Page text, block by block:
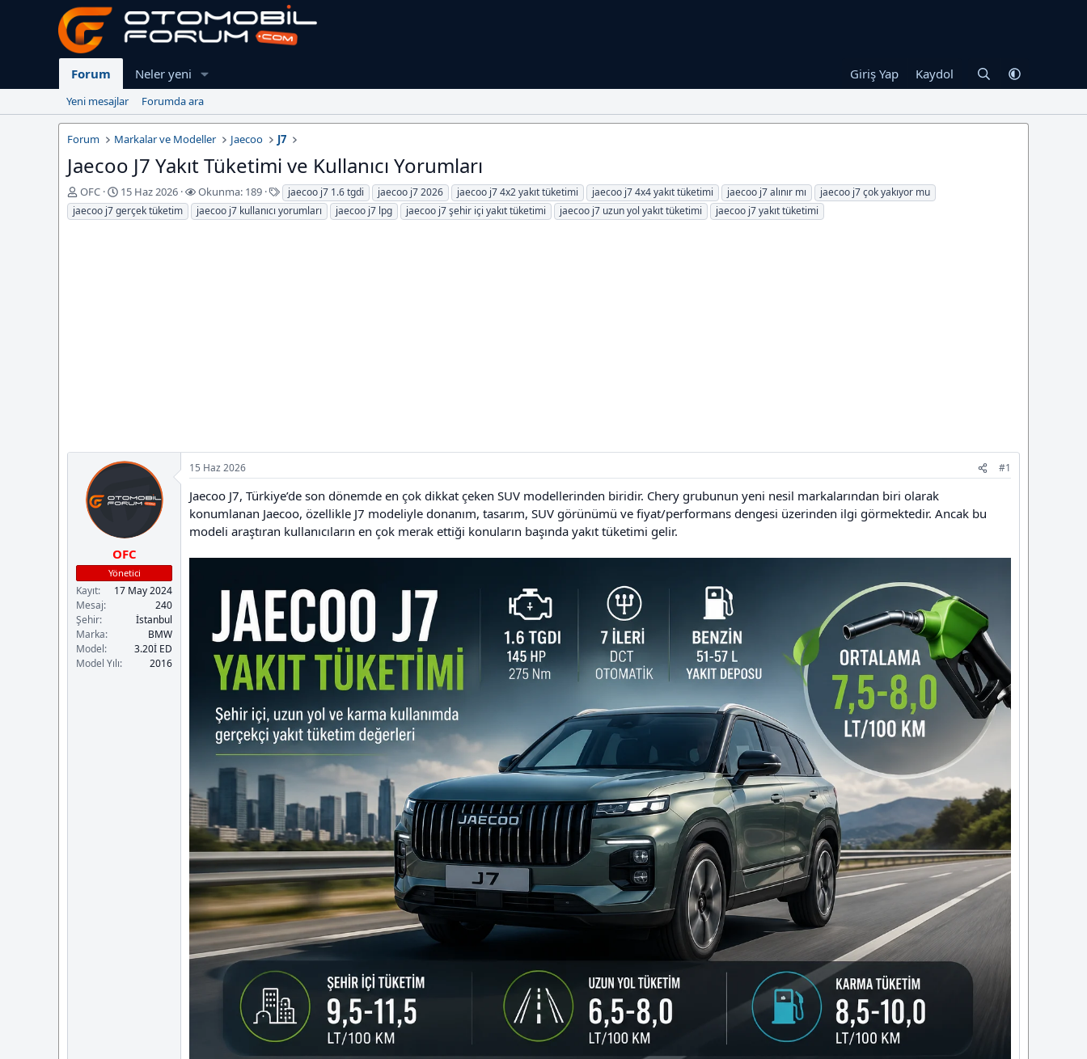
Forum Neler yeni Giriş Yap Kaydol
Yeni mesajlar Forumda ara
Forum Markalar ve Modeller Jaecoo J7
Jaecoo J7 Yakıt Tüketimi ve Kullanıcı Yorumları
K
o
n
OFC
B
a
ş
15 Haz 2026 Okunma: 189
E
t
i
jaecoo j7 1.6 tgdi jaecoo j7 2026 jaecoo j7 4x2 yakıt tüketimi jaecoo j7 4x4 yakıt tüketimi jaecoo j7 alınır mı
jaecoo j7 çok yakıyor mu
jaecoo j7 gerçek tüketim
jaecoo j7 kullanıcı yorumları jaecoo j7 lpg jaecoo j7 şehir içi yakıt tüketimi jaecoo j7 uzun yol yakıt tüketimi jaecoo j7 yakıt tüketimi
OFC
Yönetici
Kayıt
17 May 2024
Mesaj
240
Şehir
İstanbul
Marka
BMW
Model
3.20İ ED
Model Yılı
2016
15 Haz 2026 #1
Jaecoo J7, Türkiye’de son dönemde en çok dikkat çeken SUV modellerinden biridir. Chery grubunun yeni nesil markalarından biri olarak
konumlanan Jaecoo, özellikle J7 modeliyle donanım, tasarım, SUV görünümü ve fiyat/performans dengesi üzerinden ilgi görmektedir. Ancak bu
modeli araştıran kullanıcıların en çok merak ettiği konuların başında yakıt tüketimi gelir.